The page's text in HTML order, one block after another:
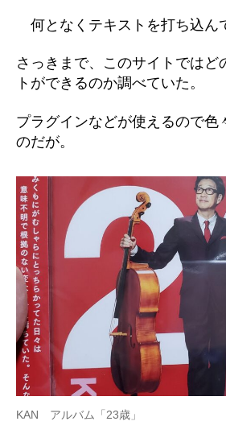
ア
へ
何となくテキストを打ち込ん
さっきまで、このサイトではど
トができるのか調べていた。
プラグインなどが使えるので色
のだが。
KAN アルバム「23歳」